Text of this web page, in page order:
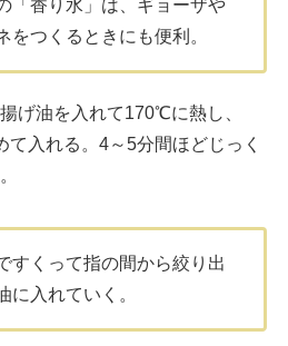
「香り水」は、ギョーザや
をつくるときにも便利。
げ油を入れて170℃に熱し、
て入れる。4～5分間ほどじっく
すくって指の間から絞り出
に入れていく。